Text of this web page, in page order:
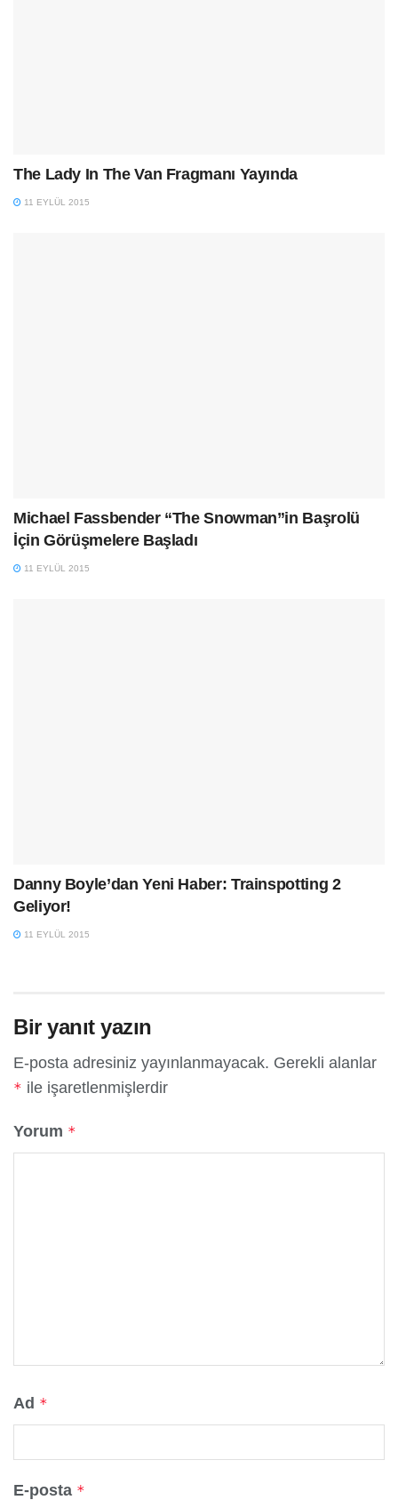
The Lady In The Van Fragmanı Yayında
11 EYLÜL 2015
Michael Fassbender “The Snowman”in Başrolü
İçin Görüşmelere Başladı
11 EYLÜL 2015
Danny Boyle’dan Yeni Haber: Trainspotting 2
Geliyor!
11 EYLÜL 2015
Bir yanıt yazın
E-posta adresiniz yayınlanmayacak. Gerekli alanlar
* ile işaretlenmişlerdir
Yorum *
Ad *
E-posta *